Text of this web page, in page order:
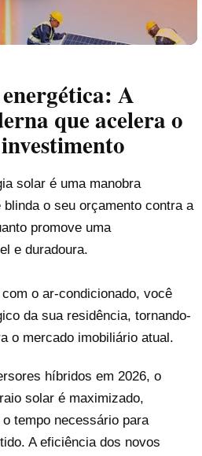
A
que acelera o
solar é uma manobra
o seu orçamento contra a
promove uma
e duradoura.
o ar-condicionado, você
da sua residência, tornando-
o mercado imobiliário atual.
híbridos em 2026, o
solar é maximizado,
tempo necessário para
A eficiência dos novos